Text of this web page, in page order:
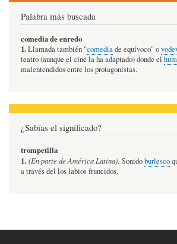
Palabra más buscada
comedia de enredo
1.Llamada también "comediade equívoco" o
teatro (aunque el cine la ha adaptado) donde el
malentendidos entre los protagonistas.
¿Sabías el significado?
trompetilla
1. (En parte de América Latina). Sonidoburlesco
a través del los labios fruncidos.